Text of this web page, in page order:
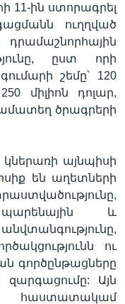
11-ին ստորագրել
ուղղված
ըստ որի
շեմը՝ 120
միլիոն դոլար,
ծրագրերի
այնպիսի
են աղետների
պարենային և
ու
գործընթացները
Այն